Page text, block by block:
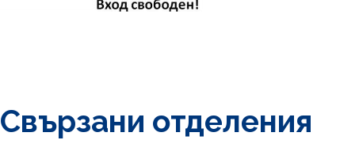
Свързани отделения